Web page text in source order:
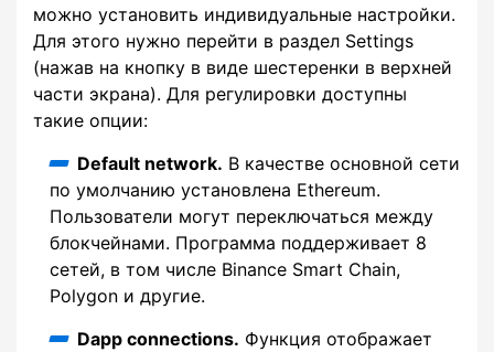
можно установить индивидуальные настройки.
Для этого нужно перейти в раздел Settings
(нажав на кнопку в виде шестеренки в верхней
части экрана). Для регулировки доступны
такие опции:
Default network. В качестве основной сети
по умолчанию установлена Ethereum.
Пользователи могут переключаться между
блокчейнами. Программа поддерживает 8
сетей, в том числе Binance Smart Chain,
Polygon и другие.
Dapp connections. Функция отображает